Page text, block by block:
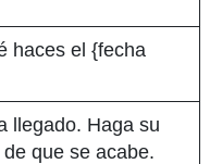
haces el {fecha
llegado. Haga su
que se acabe.